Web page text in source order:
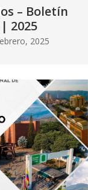
– Boletín
2025
2025